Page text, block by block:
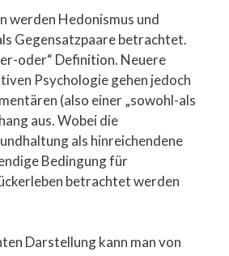
werden Hedonismus und
Gegensatzpaare betrachtet.
oder“ Definition. Neuere
Psychologie gehen jedoch
(also einer „sowohl-als
aus. Wobei die
als hinreichendene
Bedingung für
betrachtet werden
Darstellung kann man von